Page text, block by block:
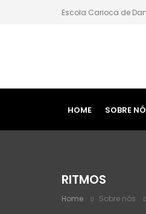
Escola Carioca de
HOME SOBRE
RITMOS
Home Sobre nós